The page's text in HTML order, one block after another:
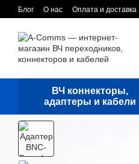
Перейти к основному контенту
Блог О нас Оплата и доставка
ВЧ коннекторы,
адаптеры и кабели